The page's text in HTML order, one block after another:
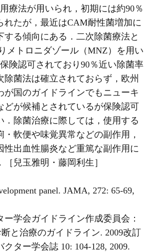
療法が用いられ，初期には約90％
れたが，最近はCAM耐性菌増加に
する傾向にある．二次除菌療法と
メトロニダゾール（MNZ）を用い
険認可されており90％近い除菌率
除菌法は確立されておらず，欧州
が国のガイドラインでもニューキ
どが候補とされているが保険認可
．除菌治療に際しては，使用する
・軟便や味覚異常などの副作用，
性出血性腸炎など重篤な副作用に
［兒玉雅明・藤岡利生］
panel. JAMA, 272: 65-69,
ー学会ガイドライン作成委員会：
と治療のガイドライン. 2009改訂
ター学会誌 10: 104-128, 2009.